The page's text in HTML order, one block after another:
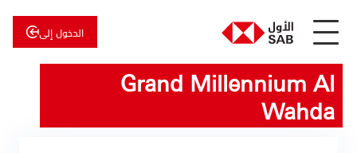
الدخول إلى
الأول
الأول
للاستثمار
Grand Millennium Al
Wahda